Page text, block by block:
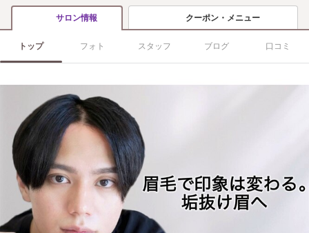
サロン情報 クーポン・メニュー
トップ フォト スタッフ ブログ 口コミ